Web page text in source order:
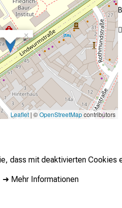
dass mit deaktivierten
➜ Mehr Informationen
×
Leaflet| ©OpenStreetMapcontributors